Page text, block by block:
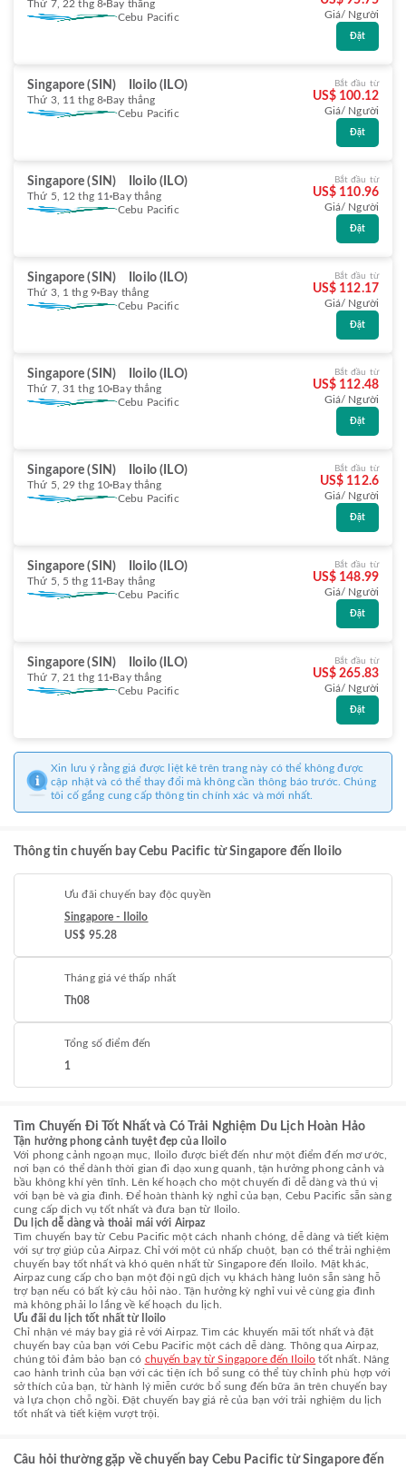
Thứ 7, 22 thg 8 Bay thẳng
Cebu Pacific
Giá/ Người
Đặt
Singapore (SIN) Iloilo (ILO)
Thứ 3, 11 thg 8 Bay thẳng
Cebu Pacific
Bắt đầu từ
US$ 100.12
Giá/ Người
Đặt
Singapore (SIN) Iloilo (ILO)
Thứ 5, 12 thg 11 Bay thẳng
Cebu Pacific
Bắt đầu từ
US$ 110.96
Giá/ Người
Đặt
Singapore (SIN) Iloilo (ILO)
Thứ 3, 1 thg 9 Bay thẳng
Cebu Pacific
Bắt đầu từ
US$ 112.17
Giá/ Người
Đặt
Singapore (SIN) Iloilo (ILO)
Thứ 7, 31 thg 10 Bay thẳng
Cebu Pacific
Bắt đầu từ
US$ 112.48
Giá/ Người
Đặt
Singapore (SIN) Iloilo (ILO)
Thứ 5, 29 thg 10 Bay thẳng
Cebu Pacific
Bắt đầu từ
US$ 112.6
Giá/ Người
Đặt
Singapore (SIN) Iloilo (ILO)
Thứ 5, 5 thg 11 Bay thẳng
Cebu Pacific
Bắt đầu từ
US$ 148.99
Giá/ Người
Đặt
Singapore (SIN) Iloilo (ILO)
Thứ 7, 21 thg 11 Bay thẳng
Cebu Pacific
Bắt đầu từ
US$ 265.83
Giá/ Người
Đặt
Xin lưu ý rằng giá được liệt kê trên trang này có thể không được
cập nhật và có thể thay đổi mà không cần thông báo trước. Chúng
tôi cố gắng cung cấp thông tin chính xác và mới nhất.
Thông tin chuyến bay Cebu Pacific từ Singapore đến Iloilo
Ưu đãi chuyến bay độc quyền
Singapore - Iloilo
US$ 95.28
Tháng giá vé thấp nhất
Th08
Tổng số điểm đến
1
Tìm Chuyến Đi Tốt Nhất và Có Trải Nghiệm Du Lịch Hoàn Hảo
Tận hưởng phong cảnh tuyệt đẹp của Iloilo
Với phong cảnh ngoạn mục, Iloilo được biết đến như một điểm đến mơ ước,
nơi bạn có thể dành thời gian đi dạo xung quanh, tận hưởng phong cảnh và
bầu không khí yên tĩnh. Lên kế hoạch cho một chuyến đi dễ dàng và thú vị
với bạn bè và gia đình. Để hoàn thành kỳ nghỉ của bạn, Cebu Pacific sẵn sàng
cung cấp dịch vụ tốt nhất và đưa bạn từ Iloilo.
Du lịch dễ dàng và thoải mái với Airpaz
Tìm chuyến bay từ Cebu Pacific một cách nhanh chóng, dễ dàng và tiết kiệm
với sự trợ giúp của Airpaz. Chỉ với một cú nhấp chuột, bạn có thể trải nghiệm
chuyến bay tốt nhất và khó quên nhất từ Singapore đến Iloilo. Mặt khác,
Airpaz cung cấp cho bạn một đội ngũ dịch vụ khách hàng luôn sẵn sàng hỗ
trợ bạn nếu có bất kỳ câu hỏi nào. Tận hưởng kỳ nghỉ vui vẻ cùng gia đình
mà không phải lo lắng về kế hoạch du lịch.
Ưu đãi du lịch tốt nhất từ Iloilo
Chỉ nhận vé máy bay giá rẻ với Airpaz. Tìm các khuyến mãi tốt nhất và đặt
chuyến bay của bạn với Cebu Pacific một cách dễ dàng. Thông qua Airpaz,
chúng tôi đảm bảo bạn có chuyến bay từ Singapore đến Iloilo tốt nhất. Nâng
cao hành trình của bạn với các tiện ích bổ sung có thể tùy chỉnh phù hợp với
sở thích của bạn, từ hành lý miễn cước bổ sung đến bữa ăn trên chuyến bay
và lựa chọn chỗ ngồi. Đặt chuyến bay giá rẻ của bạn với trải nghiệm du lịch
tốt nhất và tiết kiệm vượt trội.
Câu hỏi thường gặp về chuyến bay Cebu Pacific từ Singapore đến